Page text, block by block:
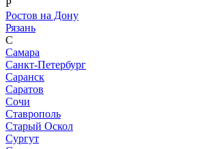
Р
Ростов на Дону
Рязань
С
Самара
Санкт-Петербург
Саранск
Саратов
Сочи
Ставрополь
Старый Оскол
Сургут